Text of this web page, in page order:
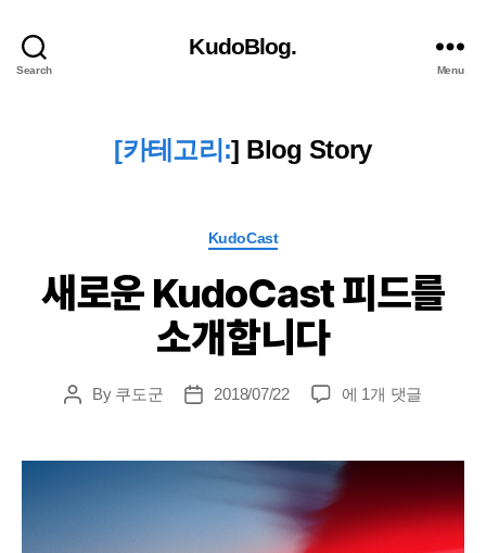
Search
KudoBlog.
Menu
[카테고리:] Blog Story
Categories
KudoCast
새로운 KudoCast 피드를
소개합니다
PostBy 쿠도군
Post2018/07/22
새
KudoCast
드
를
에 1개 댓글